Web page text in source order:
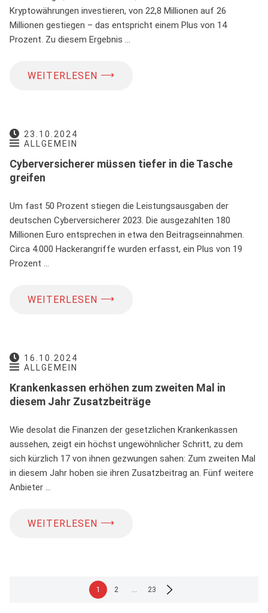
Kryptowährungen investieren, von 22,8 Millionen auf 26
Millionen gestiegen – das entspricht einem Plus von 14
Prozent. Zu diesem Ergebnis …
WEITERLESEN ⟶
23.10.2024
ALLGEMEIN
Cyberversicherer müssen tiefer in die Tasche
greifen
Um fast 50 Prozent stiegen die Leistungsausgaben der
deutschen Cyberversicherer 2023. Die ausgezahlten 180
Millionen Euro entsprechen in etwa den Beitragseinnahmen.
Circa 4.000 Hackerangriffe wurden erfasst, ein Plus von 19
Prozent …
WEITERLESEN ⟶
16.10.2024
ALLGEMEIN
Krankenkassen erhöhen zum zweiten Mal in
diesem Jahr Zusatzbeiträge
Wie desolat die Finanzen der gesetzlichen Krankenkassen
aussehen, zeigt ein höchst ungewöhnlicher Schritt, zu dem
sich kürzlich 17 von ihnen gezwungen sahen: Zum zweiten Mal
in diesem Jahr hoben sie ihren Zusatzbeitrag an. Fünf weitere
Anbieter …
WEITERLESEN ⟶
Seitennummerierung
1 2 … 23